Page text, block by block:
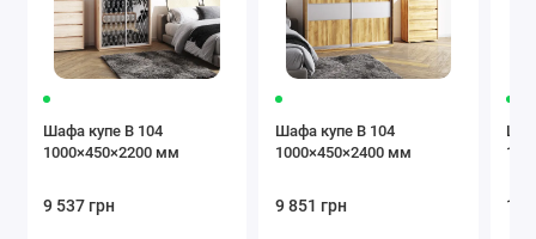
Бежевий Коричневий Крем
Шафа купе В 104
1000×450×2200 мм
9 537 грн
Шафа купе В 104
1000×450×2400 мм
9 851 грн 10